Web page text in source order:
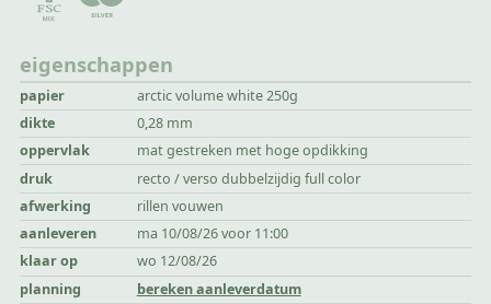
eigenschappen
papier
arctic volume white 250g
dikte
0,28 mm
oppervlak
mat gestreken met hoge opdikking
druk
recto / verso dubbelzijdig full color
afwerking
rillen vouwen
aanleveren
ma 10/08/26 voor 11:00
klaar op
wo 12/08/26
planning
bereken aanleverdatum